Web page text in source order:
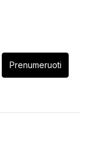
Prenumeruoti